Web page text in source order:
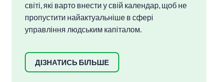
світі, які варто внести у свій календар, щоб не
пропустити найактуальніше в сфері
управління людським капіталом.
ДІЗНАТИСЬ БІЛЬШЕ